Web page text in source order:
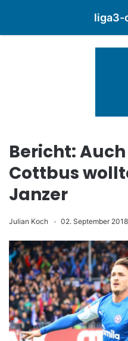
liga3-
Bericht:
Cottbus
Janzer
Julian Koch 02. September